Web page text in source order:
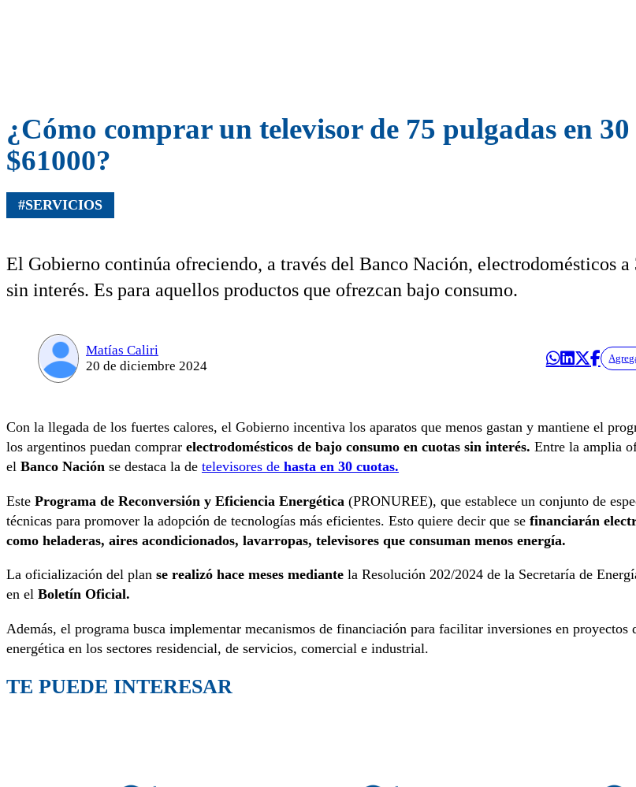
¿Cómo comprar un televisor de 75 pulgadas en
$61000?
#SERVICIOS
El Gobierno continúa ofreciendo, a través del Banco Nación, electrodomésticos a
sin interés. Es para aquellos productos que ofrezcan bajo consumo.
Matías Caliri
20 de diciembre 2024
Con la llegada de los fuertes calores, el Gobierno incentiva los aparatos que menos gastan y mantiene el
los argentinos puedan comprar electrodomésticos de bajo consumo en cuotas sin interés. Entre la amplia
el Banco Nación se destaca la de televisores de hasta en 30 cuotas.
Este Programa de Reconversión y Eficiencia Energética (PRONUREE), que establece un conjunto de
técnicas para promover la adopción de tecnologías más eficientes. Esto quiere decir que se financiarán
como heladeras, aires acondicionados, lavarropas, televisores que consuman menos energía.
La oficialización del plan se realizó hace meses mediante la Resolución 202/2024 de la Secretaría de
en el Boletín Oficial.
Además, el programa busca implementar mecanismos de financiación para facilitar inversiones en proyectos
energética en los sectores residencial, de servicios, comercial e industrial.
TE PUEDE INTERESAR